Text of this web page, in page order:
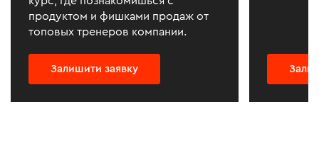
продуктом и фишками продаж от
топовых тренеров компании.
Залишити заявку